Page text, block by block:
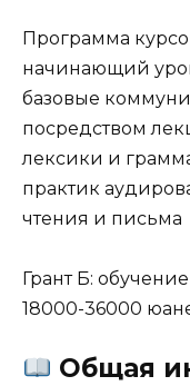
Программа
начинающий
базовые
посредством
лексики и
практик
чтения и письма
Грант Б:
18000-36000
Общая